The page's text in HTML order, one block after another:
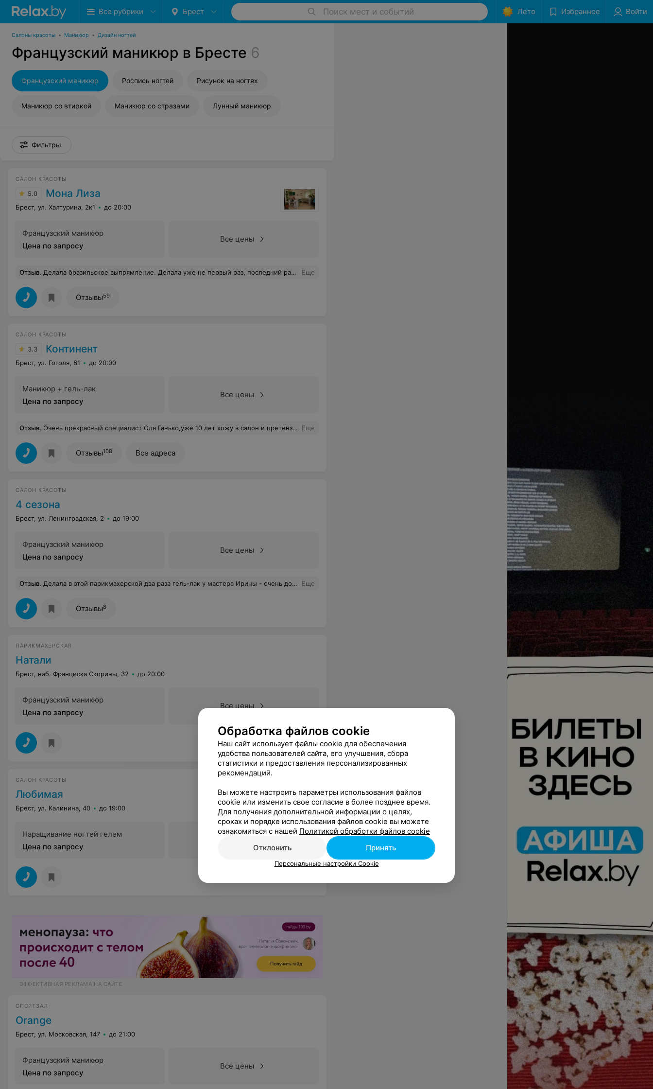
Все рубрики Брест Поиск мест и событий Лето Избранное Войти
Салоны красоты • Маникюр • Дизайн ногтей
Французский маникюр в Бресте 6
Французский маникюр Роспись ногтей Рисунок на ногтях
Маникюр со втиркой Маникюр со стразами Лунный маникюр
Фильтры
САЛОН КРАСОТЫ
5.0 Мона Лиза
Брест, ул. Халтурина, 2к1 до 20:00
Французский маникюр
Цена по запросу
Все цены
Отзыв. Делала бразильское выпрямление. Делала уже не первый раз, последний раз в июле. утюжком все это время и не пользовалась, волосы были гладкие, красивые. И вот сделала снова в мае, мастер-Рита. Стоимость усуги-900 тыс.руб. Еще и месяца не прошло, а этого "бразильского выпрямления" уже и не видно. приходится пользоваться утюжком снова. волосы перепалили очень, пришлось прилично подстричь и так короткие волосы. Ужасный результат. Очень жалею, что обратилась в этот "салон" Еще
Отзывы59
САЛОН КРАСОТЫ
3.3 Континент
Брест, ул. Гоголя, 61 до 20:00
Маникюр + гель-лак
Цена по запросу
Все цены
Отзыв. Очень прекрасный специалист Оля Ганько,уже 10 лет хожу в салон и претензий нет ,всё отлично. Так же к Карине на наращивание ресниц.Всё супер!Советую всем! Еще
Отзывы108 Все адреса
САЛОН КРАСОТЫ
4 сезона
Брест, ул. Ленинградская, 2 до 19:00
Французский маникюр
Цена по запросу
Все цены
Отзыв. Делала в этой парикмахерской два раза гель-лак у мастера Ирины - очень довольна, аккуратно, красиво и недорого) Также была на процедуре полировке волос Секущихся после первого раза почти нет, по сравнению с тем, что было - супер) Волосы гладкие, блестящие и выглядят ухоженными и здоровыми) И цена очень порадовала) Вообщем всем рекомендую) Еще
Отзывы8
ПАРИКМАХЕРСКАЯ
Натали
Брест, наб. Франциска Скорины, 32 до 20:00
Французский маникюр
Цена по запросу
Все цены
САЛОН КРАСОТЫ
Любимая
Брест, ул. Калинина, 40 до 19:00
Наращивание ногтей гелем
Цена по запросу
ЭФФЕКТИВНАЯ РЕКЛАМА НА САЙТЕ
СПОРТЗАЛ
Orange
Брест, ул. Московская, 147 до 21:00
Французский маникюр
Цена по запросу
Все цены
Обработка файлов cookie
Наш сайт использует файлы cookie для обеспечения
удобства пользователей сайта, его улучшения, сбора
статистики и предоставления персонализированных
рекомендаций.
Вы можете настроить параметры использования файлов
cookie или изменить свое согласие в более позднее время.
Для получения дополнительной информации о целях,
сроках и порядке использования файлов cookie вы можете
ознакомиться с нашей Политикой обработки файлов cookie
Отклонить
Принять
Персональные настройки Cookie